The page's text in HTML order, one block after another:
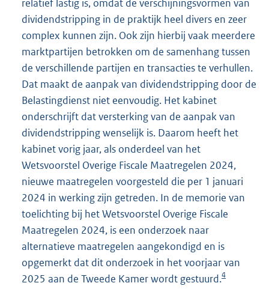
relatief lastig is, omdat de verschijningsvormen van
dividendstripping in de praktijk heel divers en zeer
complex kunnen zijn. Ook zijn hierbij vaak meerdere
marktpartijen betrokken om de samenhang tussen
de verschillende partijen en transacties te verhullen.
Dat maakt de aanpak van dividendstripping door de
Belastingdienst niet eenvoudig. Het kabinet
onderschrijft dat versterking van de aanpak van
dividendstripping wenselijk is. Daarom heeft het
kabinet vorig jaar, als onderdeel van het
Wetsvoorstel Overige Fiscale Maatregelen 2024,
nieuwe maatregelen voorgesteld die per 1 januari
2024 in werking zijn getreden. In de memorie van
toelichting bij het Wetsvoorstel Overige Fiscale
Maatregelen 2024, is een onderzoek naar
alternatieve maatregelen aangekondigd en is
opgemerkt dat dit onderzoek in het voorjaar van
2025 aan de Tweede Kamer wordt gestuurd.4